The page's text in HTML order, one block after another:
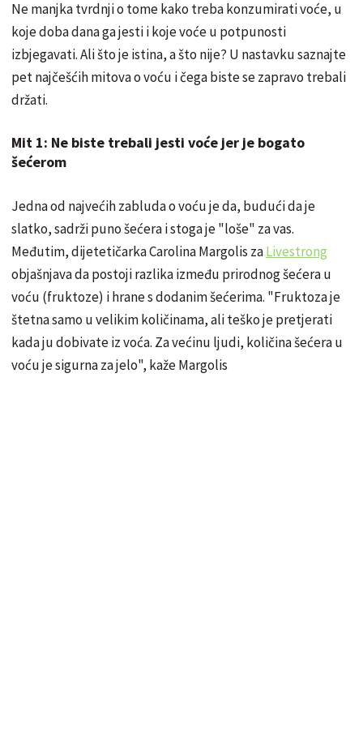
Ne manjka tvrdnji o tome kako treba konzumirati voće, u
koje doba dana ga jesti i koje voće u potpunosti
izbjegavati. Ali što je istina, a što nije? U nastavku saznajte
pet najčešćih mitova o voću i čega biste se zapravo trebali
držati.
Mit 1: Ne biste trebali jesti voće jer je bogato
šećerom
Jedna od najvećih zabluda o voću je da, budući da je
slatko, sadrži puno šećera i stoga je "loše" za vas.
Međutim, dijetetičarka Carolina Margolis zaLivestrong
objašnjava da postoji razlika između prirodnog šećera u
voću (fruktoze) i hrane s dodanim šećerima. "Fruktoza je
štetna samo u velikim količinama, ali teško je pretjerati
kada ju dobivate iz voća. Za većinu ljudi, količina šećera u
voću je sigurna za jelo", kaže Margolis